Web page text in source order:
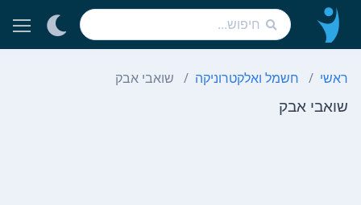
ראשי חשמל ואלקטרוניקה שואבי אבק
שואבי אבק